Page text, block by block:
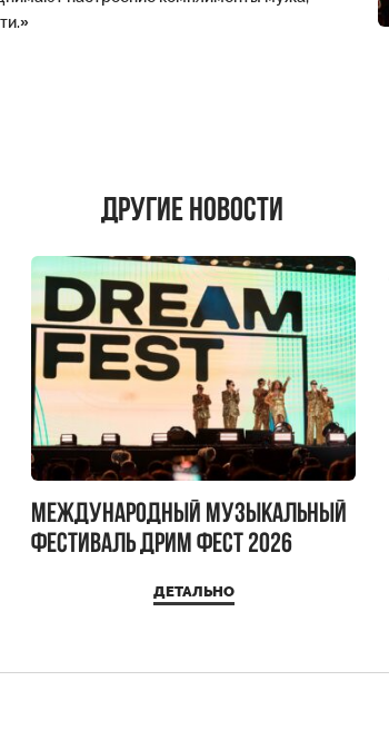
Другие новости
Международный музыкальный
фестиваль ДРИМ ФЕСТ 2026
ДЕТАЛЬНО